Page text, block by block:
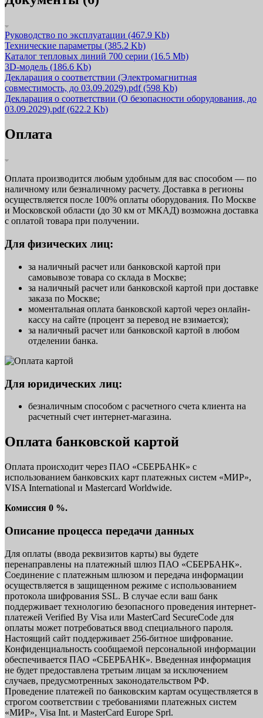
Руководство по эксплуатации (467.9 Kb)
Технические параметры (385.2 Kb)
Каталог тепловых линий 700 серии (16.5 Mb)
3D-модель (186.6 Kb)
Декларация о соответствии (Электромагнитная
совместимость, до 03.09.2029).pdf(598 Kb)
Декларация о соответствии (О безопасности оборудования, до
03.09.2029).pdf(622.2 Kb)
Оплата
Оплата производится любым удобным для вас способом — по
наличному или безналичному расчету. Доставка в регионы
осуществляется после 100% оплаты оборудования. По Москве
и Московской области (до 30 км от МКАД) возможна доставка
с оплатой товара при получении.
Для физических лиц:
за наличный расчет или банковской картой при
самовывозе товара со склада в Москве;
за наличный расчет или банковской картой при доставке
заказа по Москве;
моментальная оплата банковской картой через онлайн-
кассу на сайте (процент за перевод не взимается);
за наличный расчет или банковской картой в любом
отделении банка.
Для юридических лиц:
безналичным способом с расчетного счета клиента на
расчетный счет интернет-магазина.
Оплата банковской картой
Оплата происходит через ПАО «СБЕРБАНК» с
использованием банковских карт платежных систем «МИР»,
VISA International и Mastercard Worldwide.
Комиссия 0 %.
Описание процесса передачи данных
Для оплаты (ввода реквизитов карты) вы будете
перенаправлены на платежный шлюз ПАО «СБЕРБАНК».
Соединение с платежным шлюзом и передача информации
осуществляется в защищенном режиме с использованием
протокола шифрования SSL. В случае если ваш банк
поддерживает технологию безопасного проведения интернет-
платежей Verified By Visa или MasterCard SecureCode для
оплаты может потребоваться ввод специального пароля.
Настоящий сайт поддерживает 256-битное шифрование.
Конфиденциальность сообщаемой персональной информации
обеспечивается ПАО «СБЕРБАНК». Введенная информация
не будет предоставлена третьим лицам за исключением
случаев, предусмотренных законодательством РФ.
Проведение платежей по банковским картам осуществляется в
строгом соответствии с требованиями платежных систем
«МИР», Visa Int. и MasterCard Europe Sprl.